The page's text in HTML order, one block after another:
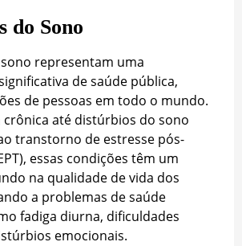
do Sono
representam uma
de saúde pública,
de pessoas em todo o mundo.
crônica até distúrbios do sono
transtorno de estresse pós-
essas condições têm um
na qualidade de vida dos
a problemas de saúde
fadiga diurna, dificuldades
emocionais.